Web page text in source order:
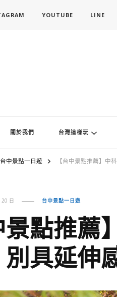
YOUTUBE LINE
關於我們 台灣這樣玩
台中景點一日遊 【台中景點推薦】中
日 台中景點一日遊
景點推
別具延伸